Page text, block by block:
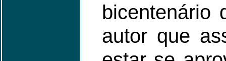
bicentenário
autor que